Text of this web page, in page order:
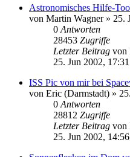
Astronomisches Hilfe-
von Martin Wagner» 25.
0 Antworten
28453 Zugriffe
Letzter Beitrag von
25. Jun 2002, 17:31
ISS Pic von mir bei
von Eric (Darmstadt) »
0 Antworten
28812 Zugriffe
Letzter Beitrag von
25. Jun 2002, 14:56